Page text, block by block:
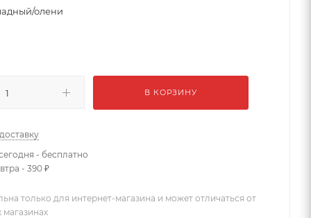
олени
В КОРЗИНУ
- бесплатно
- 390 ₽
только для интернет-магазина и может отличаться от
магазинах